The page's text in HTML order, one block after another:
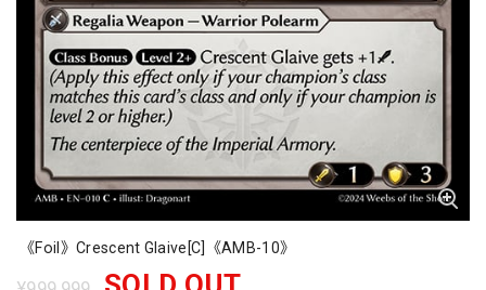
《Foil》Crescent Glaive[C]《AMB-10》